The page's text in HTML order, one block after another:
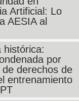
Artificial: Lo
AESIA al
histórica:
por
de derechos de
entrenamiento